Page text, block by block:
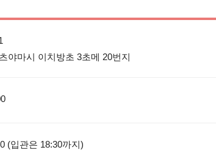
(입관은 18:30까지)